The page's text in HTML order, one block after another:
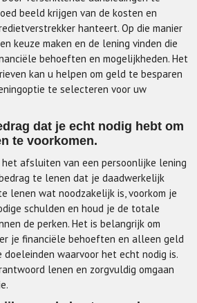
beeld krijgen van de kosten en
hanteert. Op die manier
keuze maken en de lening vinden die
behoeften en mogelijkheden. Het
kan u helpen om geld te besparen
te selecteren voor uw
dat je echt nodig hebt om
te voorkomen.
afsluiten van een persoonlijke lening
te lenen dat je daadwerkelijk
lenen wat noodzakelijk is, voorkom je
schulden en houd je de totale
de perken. Het is belangrijk om
je financiële behoeften en alleen geld
waarvoor het echt nodig is.
lenen en zorgvuldig omgaan